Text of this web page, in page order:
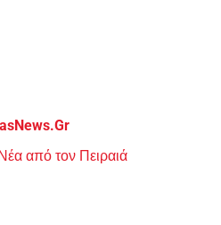
από τον Πειραιά